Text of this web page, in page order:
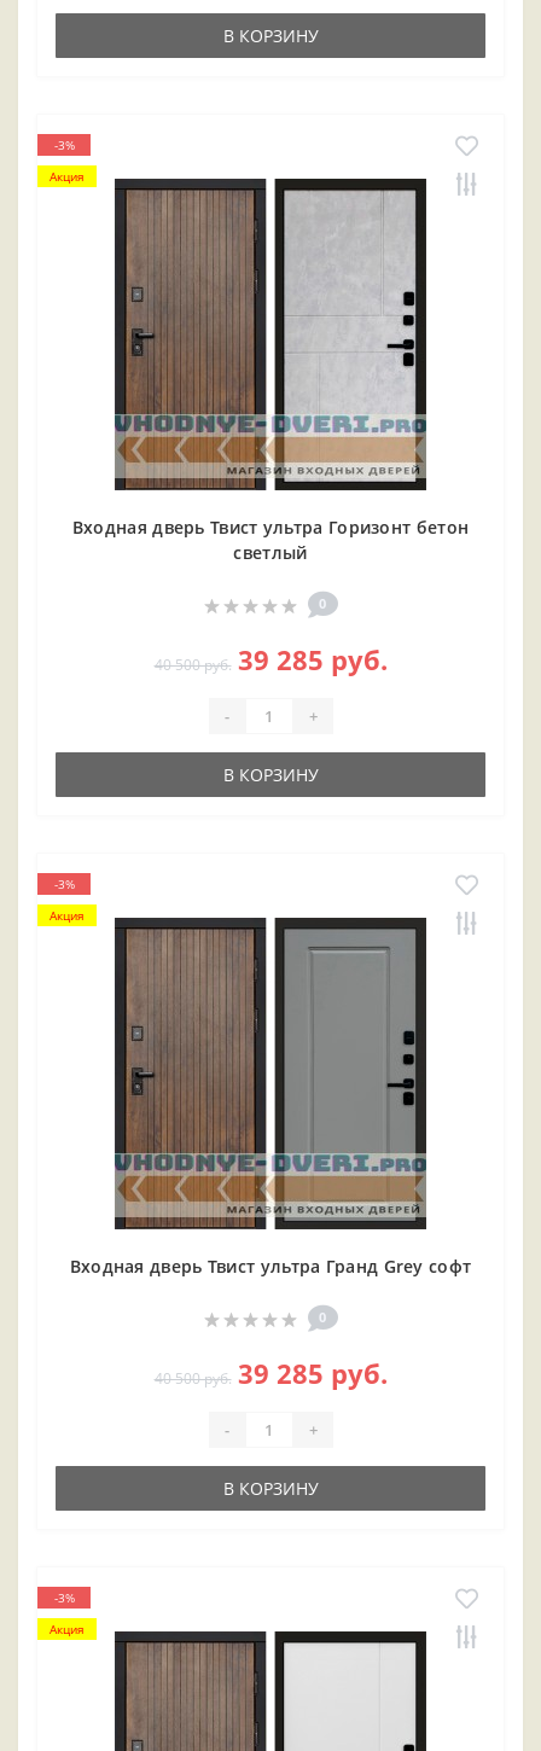
В КОРЗИНУ
-3%
Акция
Входная дверь Твист ультра Горизонт бетон
светлый
0
40 500 руб. 39 285 руб.
- +
В КОРЗИНУ
-3%
Акция
Входная дверь Твист ультра Гранд Grey софт
0
40 500 руб. 39 285 руб.
- +
В КОРЗИНУ
-3%
Акция